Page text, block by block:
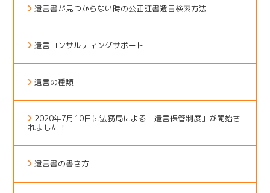
遺言書が見つからない時の公正証書遺言検索方法
遺言コンサルティングサポート
遺言の種類
2020年7月10日に法務局による「遺言保管制度」が開始さ
れました！
遺言書の書き方